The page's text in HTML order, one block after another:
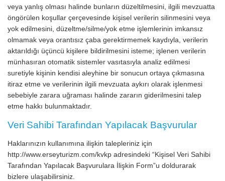
veya yanlış olması halinde bunların düzeltilmesini, ilgili mevzuatta
öngörülen koşullar çerçevesinde kişisel verilerin silinmesini veya
yok edilmesini, düzeltme/silme/yok etme işlemlerinin imkansız
olmamak veya orantısız çaba gerektirmemek kaydıyla, verilerin
aktarıldığı üçüncü kişilere bildirilmesini isteme; işlenen verilerin
münhasıran otomatik sistemler vasıtasıyla analiz edilmesi
suretiyle kişinin kendisi aleyhine bir sonucun ortaya çıkmasına
itiraz etme ve verilerinin ilgili mevzuata aykırı olarak işlenmesi
sebebiyle zarara uğraması halinde zararın giderilmesini talep
etme hakkı bulunmaktadır.
Veri Sahibi Tarafından Yapılacak Başvurular
Haklarınızın kullanımına ilişkin talepleriniz için
http://www.erseyturizm.com/kvkp adresindeki “Kişisel Veri Sahibi
Tarafından Yapılacak Başvurulara İlişkin Form”u doldurarak
bizlere ulaşabilirsiniz.